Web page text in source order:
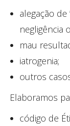
alegação
negligência
mau
iatrogenia;
outros
Elaboramos
código de